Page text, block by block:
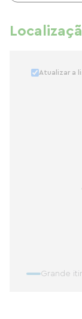
Atualizar a
Grande